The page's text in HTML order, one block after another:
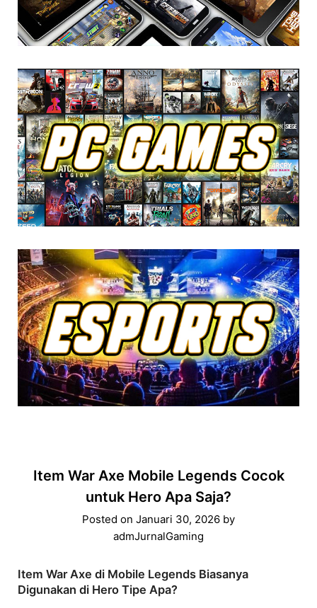
Item War Axe Mobile Legends Cocok
untuk Hero Apa Saja?
Posted on Januari 30, 2026 by
admJurnalGaming
Item War Axe di Mobile Legends Biasanya
Digunakan di Hero Tipe Apa?